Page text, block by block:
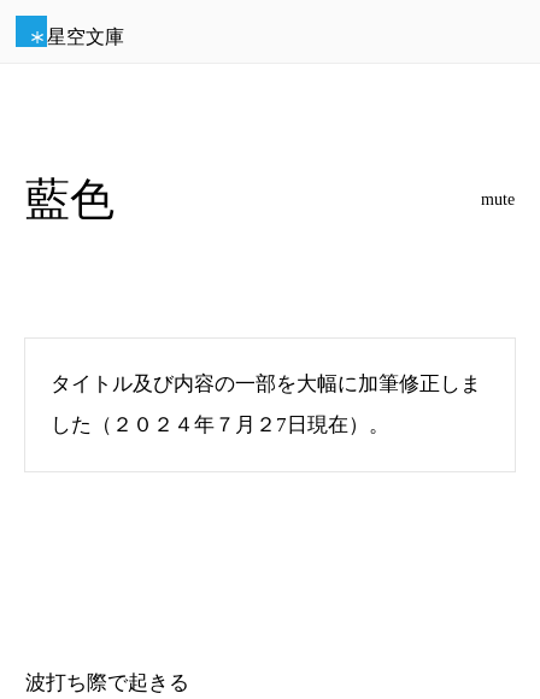
星空文庫
藍色 mute
タイトル及び内容の一部を大幅に加筆修正しま
した（２０２４年７月２7日現在）。
波打ち際で起きる